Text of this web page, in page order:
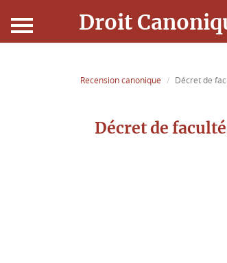
Droit
Recension canonique Décret de
Décret de